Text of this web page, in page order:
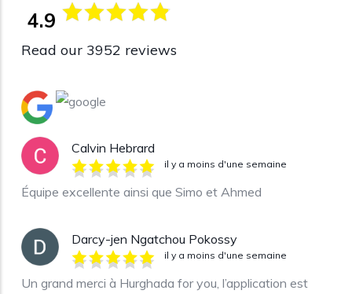
4.9
Read our 3952 reviews
Calvin Hebrard
il y a moins d'une semaine
Équipe excellente ainsi que Simo et Ahmed
Darcy-jen Ngatchou Pokossy
il y a moins d'une semaine
Un grand merci à Hurghada for you, l’application est